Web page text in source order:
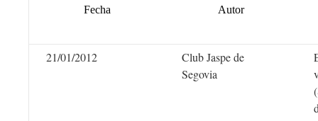
Fecha Autor
21/01/2012
Club Jaspe de
Segovia